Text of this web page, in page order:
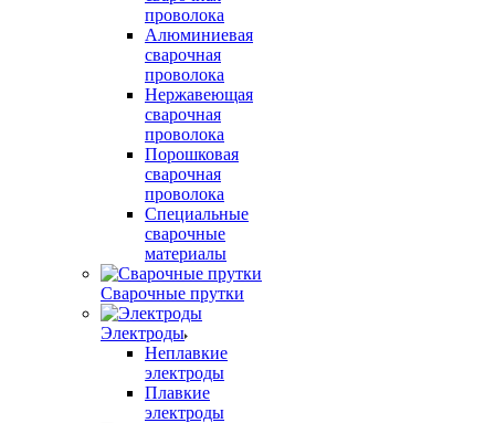
проволока
Алюминиевая
сварочная
проволока
Нержавеющая
сварочная
проволока
Порошковая
сварочная
проволока
Специальные
сварочные
материалы
Сварочные прутки
Электроды
Неплавкие
электроды
Плавкие
электроды